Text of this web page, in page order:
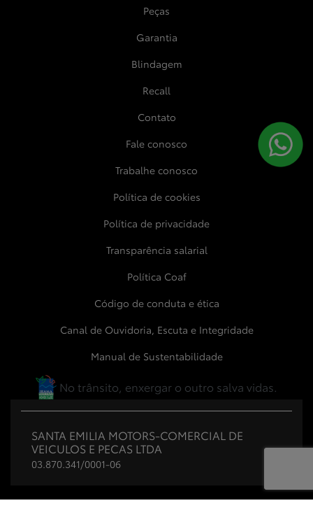
Peças
Garantia
Blindagem
Recall
Contato
Fale conosco
Trabalhe conosco
Política de cookies
Política de privacidade
Transparência salarial
Política Coaf
Código de conduta e ética
Canal de Ouvidoria, Escuta e Integridade
Manual de Sustentabilidade
No trânsito, enxergar o outro salva vidas.
SANTA EMILIA MOTORS-COMERCIAL DE
VEICULOS E PECAS LTDA
03.870.341/0001-06